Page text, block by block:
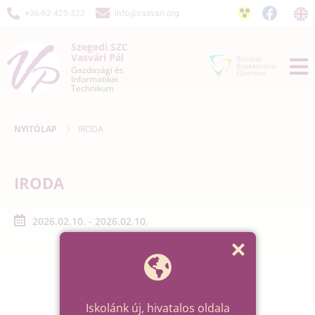
+36-62 425-322 info@vasvari.org
Szegedi SZC
Vasvári Pál
Gazdasági és
Informatikai
Technikum
NYITÓLAP IRODA
IRODA
2026.02.10. - 2026.02.10.
Iskolánk új, hivatalos oldala